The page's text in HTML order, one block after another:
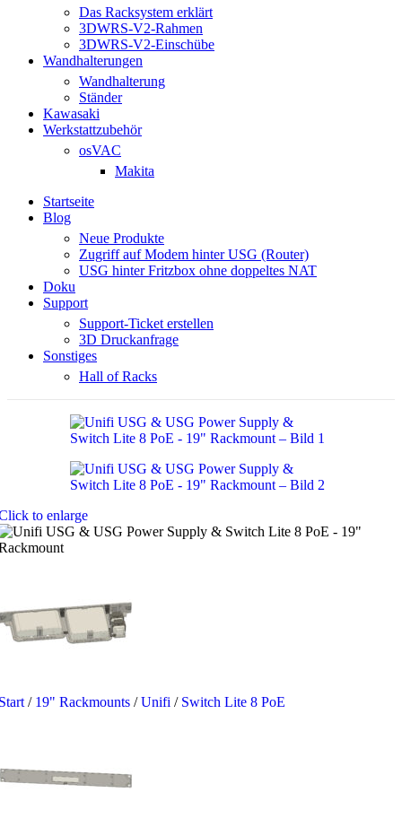
Das Racksystem erklärt
3DWRS-V2-Rahmen
3DWRS-V2-Einschübe
Wandhalterungen
Wandhalterung
Ständer
Kawasaki
Werkstattzubehör
osVAC
Makita
Startseite
Blog
Neue Produkte
Zugriff auf Modem hinter USG (Router)
USG hinter Fritzbox ohne doppeltes NAT
Doku
Support
Support-Ticket erstellen
3D Druckanfrage
Sonstiges
Hall of Racks
to enlarge
/ 19" Rackmounts / Unifi / Switch Lite 8 PoE